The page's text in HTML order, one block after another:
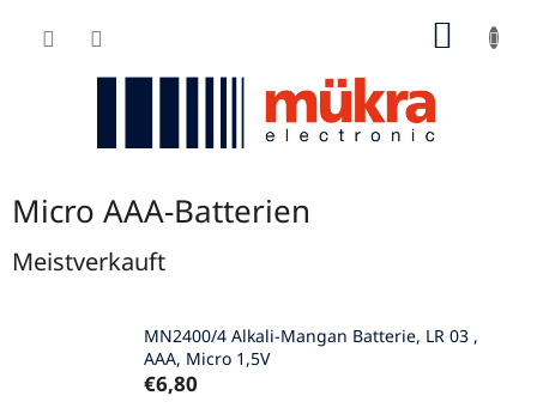
Inhalt
Micro AAA-Batterien
Meistverkauft
MN2400/4 Alkali-Mangan Batterie, LR 03 ,
AAA, Micro 1,5V
€6,80